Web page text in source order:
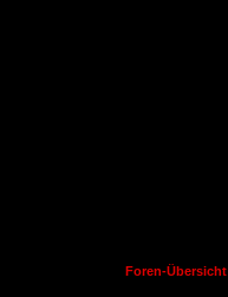
Foren-Übersicht